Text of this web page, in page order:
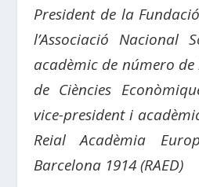
President de la
l’Associació Nacional
acadèmic de número
de Ciències
vice-president i
Reial Acadèmia
Barcelona 1914 (RAED)